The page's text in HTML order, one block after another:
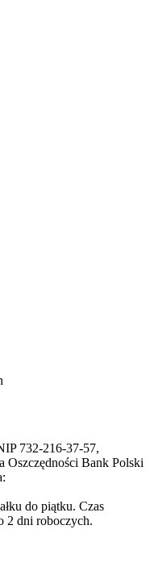
732-216-37-57,
Oszczędności Bank Polski
do piątku. Czas
2 dni roboczych.